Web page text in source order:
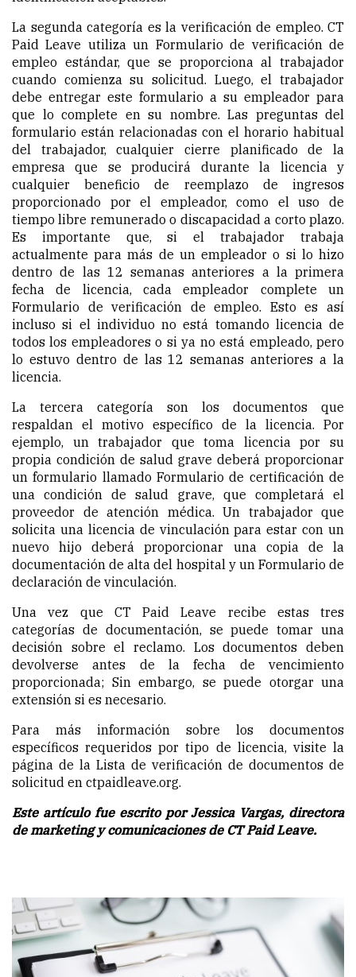
La segunda categoría es la verificación de empleo. CT
Paid Leave utiliza un Formulario de verificación de
empleo estándar, que se proporciona al trabajador
cuando comienza su solicitud. Luego, el trabajador
debe entregar este formulario a su empleador para
que lo complete en su nombre. Las preguntas del
formulario están relacionadas con el horario habitual
del trabajador, cualquier cierre planificado de la
empresa que se producirá durante la licencia y
cualquier beneficio de reemplazo de ingresos
proporcionado por el empleador, como el uso de
tiempo libre remunerado o discapacidad a corto plazo.
Es importante que, si el trabajador trabaja
actualmente para más de un empleador o si lo hizo
dentro de las 12 semanas anteriores a la primera
fecha de licencia, cada empleador complete un
Formulario de verificación de empleo. Esto es así
incluso si el individuo no está tomando licencia de
todos los empleadores o si ya no está empleado, pero
lo estuvo dentro de las 12 semanas anteriores a la
licencia.
La tercera categoría son los documentos que
respaldan el motivo específico de la licencia. Por
ejemplo, un trabajador que toma licencia por su
propia condición de salud grave deberá proporcionar
un formulario llamado Formulario de certificación de
una condición de salud grave, que completará el
proveedor de atención médica. Un trabajador que
solicita una licencia de vinculación para estar con un
nuevo hijo deberá proporcionar una copia de la
documentación de alta del hospital y un Formulario de
declaración de vinculación.
Una vez que CT Paid Leave recibe estas tres
categorías de documentación, se puede tomar una
decisión sobre el reclamo. Los documentos deben
devolverse antes de la fecha de vencimiento
proporcionada; Sin embargo, se puede otorgar una
extensión si es necesario.
Para más información sobre los documentos
específicos requeridos por tipo de licencia, visite la
página de la Lista de verificación de documentos de
solicitud en ctpaidleave.org.
Este artículo fue escrito por Jessica Vargas, directora
de marketing y comunicaciones de CT Paid Leave.